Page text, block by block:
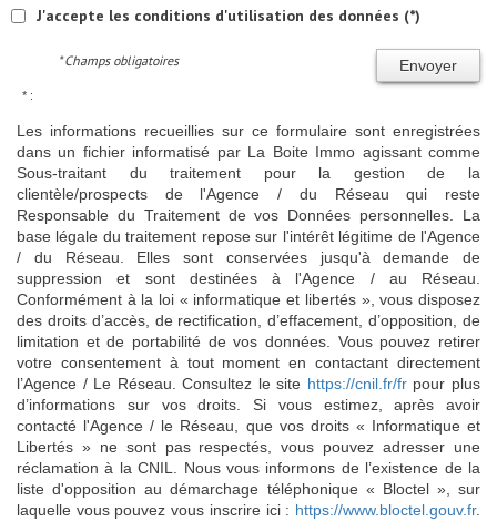
J'accepte les conditions d'utilisation des données (*)
Envoyer
* Champs obligatoires
* :
Les informations recueillies sur ce formulaire sont enregistrées
dans un fichier informatisé par La Boite Immo agissant comme
Sous-traitant du traitement pour la gestion de la
clientèle/prospects de l'Agence / du Réseau qui reste
Responsable du Traitement de vos Données personnelles. La
base légale du traitement repose sur l'intérêt légitime de l'Agence
/ du Réseau. Elles sont conservées jusqu'à demande de
suppression et sont destinées à l'Agence / au Réseau.
Conformément à la loi « informatique et libertés », vous disposez
des droits d’accès, de rectification, d’effacement, d’opposition, de
limitation et de portabilité de vos données. Vous pouvez retirer
votre consentement à tout moment en contactant directement
l’Agence / Le Réseau. Consultez le site https://cnil.fr/frpour plus
d’informations sur vos droits. Si vous estimez, après avoir
contacté l'Agence / le Réseau, que vos droits « Informatique et
Libertés » ne sont pas respectés, vous pouvez adresser une
réclamation à la CNIL. Nous vous informons de l’existence de la
liste d'opposition au démarchage téléphonique « Bloctel », sur
laquelle vous pouvez vous inscrire ici : https://www.bloctel.gouv.fr.